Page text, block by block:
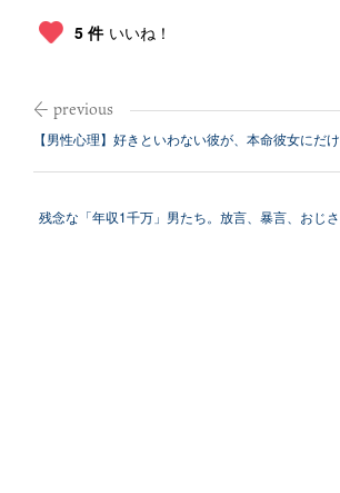
5 件 いいね！
【男性心理】好きといわない彼が、本命彼女にだ
残念な「年収1千万」男たち。放言、暴言、おじ